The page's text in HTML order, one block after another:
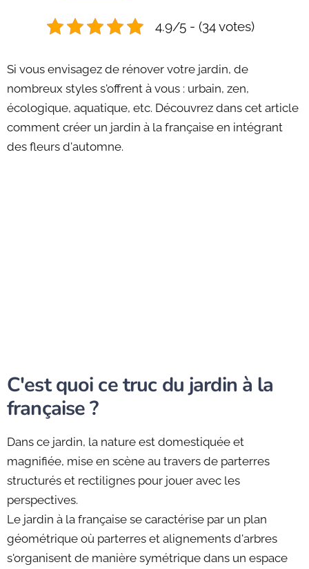
4.9/5 - (34 votes)
Si vous envisagez de rénover votre jardin, de
nombreux styles s'offrent à vous : urbain, zen,
écologique, aquatique, etc. Découvrez dans cet article
comment créer un jardin à la française en intégrant
des fleurs d'automne.
C'est quoi ce truc du jardin à la
française ?
Dans ce jardin, la nature est domestiquée et
magnifiée, mise en scène au travers de parterres
structurés et rectilignes pour jouer avec les
perspectives.
Le jardin à la française se caractérise par un plan
géométrique où parterres et alignements d'arbres
s'organisent de manière symétrique dans un espace